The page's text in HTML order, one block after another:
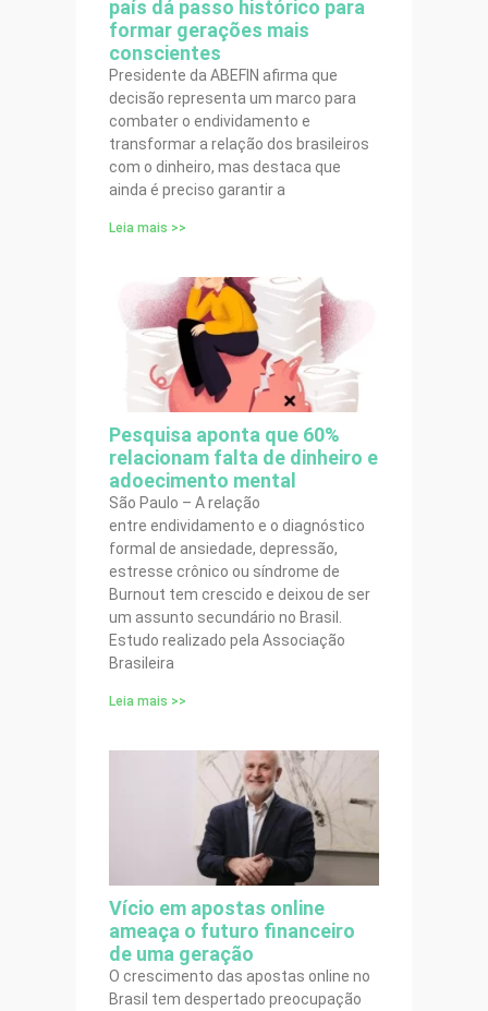
país dá passo histórico para
formar gerações mais
conscientes
Presidente da ABEFIN afirma que
decisão representa um marco para
combater o endividamento e
transformar a relação dos brasileiros
com o dinheiro, mas destaca que
ainda é preciso garantir a
Leia mais >>
Pesquisa aponta que 60%
relacionam falta de dinheiro e
adoecimento mental
São Paulo – A relação
entre endividamento e o diagnóstico
formal de ansiedade, depressão,
estresse crônico ou síndrome de
Burnout tem crescido e deixou de ser
um assunto secundário no Brasil.
Estudo realizado pela Associação
Brasileira
Leia mais >>
Vício em apostas online
ameaça o futuro financeiro
de uma geração
O crescimento das apostas online no
Brasil tem despertado preocupação